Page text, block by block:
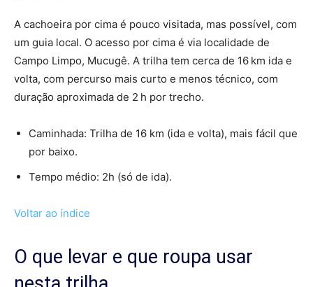
A cachoeira por cima é pouco visitada, mas possível, com
um guia local. O acesso por cima é via localidade de
Campo Limpo, Mucugê. A trilha tem cerca de 16 km ida e
volta, com percurso mais curto e menos técnico, com
duração aproximada de 2 h por trecho.
Caminhada: Trilha de 16 km (ida e volta), mais fácil que
por baixo.
Tempo médio: 2h (só de ida).
Voltar ao índice
O que levar e que roupa usar